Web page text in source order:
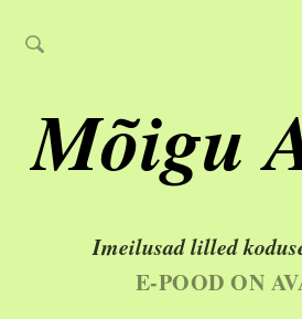
Mõigu
Imeilusad lilled
E-POOD ON